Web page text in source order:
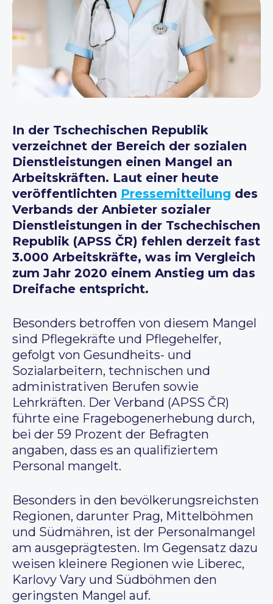
In der Tschechischen Republik
verzeichnet der Bereich der sozialen
Dienstleistungen einen Mangel an
Arbeitskräften. Laut einer heute
veröffentlichten Pressemitteilung des
Verbands der Anbieter sozialer
Dienstleistungen in der Tschechischen
Republik (APSS ČR) fehlen derzeit fast
3.000 Arbeitskräfte, was im Vergleich
zum Jahr 2020 einem Anstieg um das
Dreifache entspricht.
Besonders betroffen von diesem Mangel
sind Pflegekräfte und Pflegehelfer,
gefolgt von Gesundheits- und
Sozialarbeitern, technischen und
administrativen Berufen sowie
Lehrkräften. Der Verband (APSS ČR)
führte eine Fragebogenerhebung durch,
bei der 59 Prozent der Befragten
angaben, dass es an qualifiziertem
Personal mangelt.
Besonders in den bevölkerungsreichsten
Regionen, darunter Prag, Mittelböhmen
und Südmähren, ist der Personalmangel
am ausgeprägtesten. Im Gegensatz dazu
weisen kleinere Regionen wie Liberec,
Karlovy Vary und Südböhmen den
geringsten Mangel auf.